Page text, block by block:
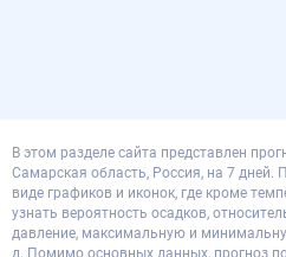
В этом разделе сайта представлен
Самарская область, Россия, на 7
виде графиков и иконок, где кроме
узнать вероятность осадков,
давление, максимальную и
д. Помимо основных данных, прогноз